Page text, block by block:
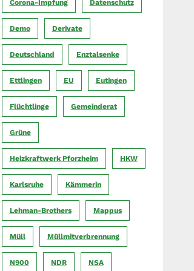
Corona-Impfung Datenschutz
Demo Derivate
Deutschland Enztalsenke
Ettlingen EU Eutingen
Flüchtlinge Gemeinderat
Grüne
Heizkraftwerk Pforzheim HKW
Karlsruhe Kämmerin
Lehman-Brothers Mappus
Müll Müllmitverbrennung
N900 NDR NSA